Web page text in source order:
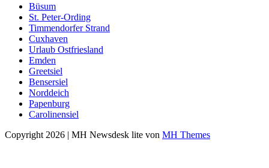
Büsum
St. Peter-Ording
Timmendorfer Strand
Cuxhaven
Urlaub Ostfriesland
Emden
Greetsiel
Bensersiel
Norddeich
Papenburg
Carolinensiel
Copyright 2026 | MH Newsdesk lite von MH Themes